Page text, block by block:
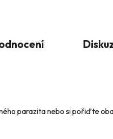
parazita nebo si pořiďte